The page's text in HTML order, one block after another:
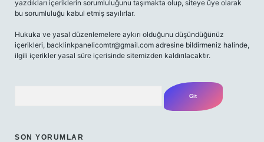
yazdıkları içeriklerin sorumluluğunu taşımakta olup, siteye üye olarak
bu sorumluluğu kabul etmiş sayılırlar.
Hukuka ve yasal düzenlemelere aykırı olduğunu düşündüğünüz
içerikleri, backlinkpanelicomtr@gmail.com adresine bildirmeniz halinde,
ilgili içerikler yasal süre içerisinde sitemizden kaldırılacaktır.
SON YORUMLAR